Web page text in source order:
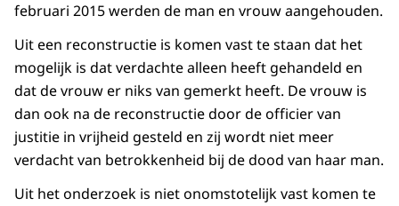
februari 2015 werden de man en vrouw aangehouden.
Uit een reconstructie is komen vast te staan dat het
mogelijk is dat verdachte alleen heeft gehandeld en
dat de vrouw er niks van gemerkt heeft. De vrouw is
dan ook na de reconstructie door de officier van
justitie in vrijheid gesteld en zij wordt niet meer
verdacht van betrokkenheid bij de dood van haar man.
Uit het onderzoek is niet onomstotelijk vast komen te